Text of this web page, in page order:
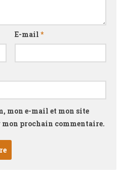
E-mail *
mon e-mail et mon site
prochain commentaire.